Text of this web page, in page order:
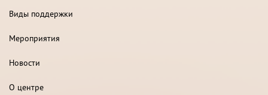
Виды поддержки
Мероприятия
Новости
О центре